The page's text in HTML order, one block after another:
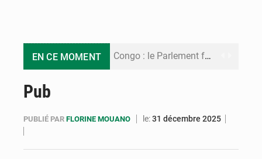
EN CE MOMENT Congo : le Parlement formule 28 recommandations sur le Cadre budgétaire 2027-2029
Pub
PUBLIÉ PAR FLORINE MOUANO le:31 décembre 2025